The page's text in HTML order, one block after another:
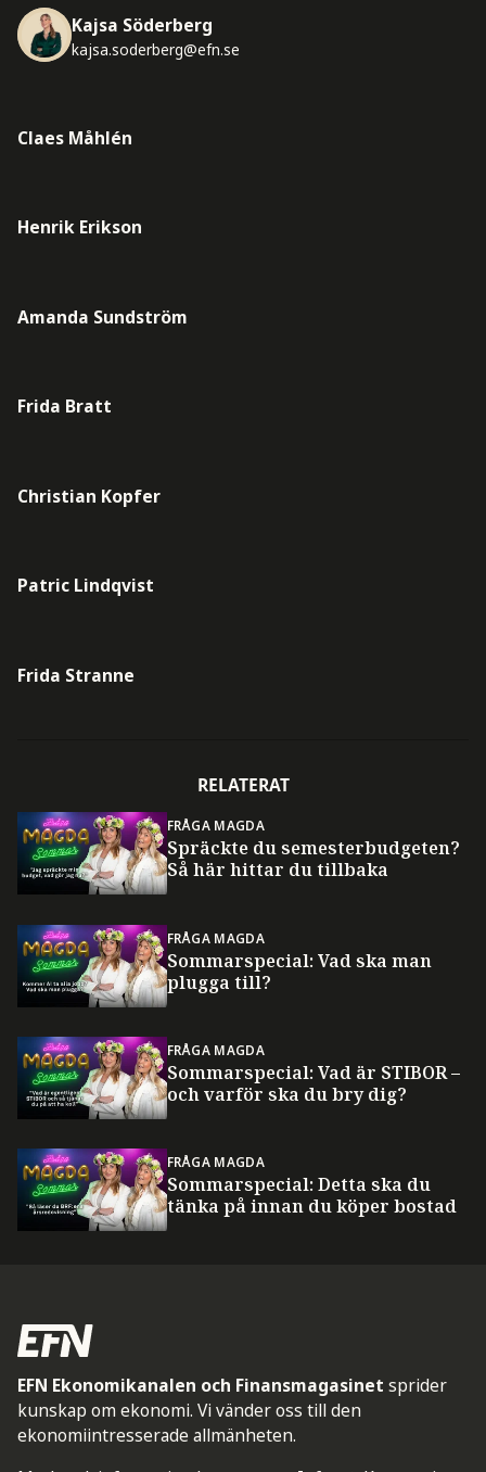
Kajsa Söderberg
kajsa.soderberg@efn.se
Claes Måhlén
Henrik Erikson
Amanda Sundström
Frida Bratt
Christian Kopfer
Patric Lindqvist
Frida Stranne
RELATERAT
FRÅGA MAGDA
Spräckte du semesterbudgeten?
Så här hittar du tillbaka
FRÅGA MAGDA
Sommarspecial: Vad ska man
plugga till?
FRÅGA MAGDA
Sommarspecial: Vad är STIBOR –
och varför ska du bry dig?
FRÅGA MAGDA
Sommarspecial: Detta ska du
tänka på innan du köper bostad
EFN Ekonomikanalen och Finansmagasinet sprider
kunskap om ekonomi. Vi vänder oss till den
ekonomiintresserade allmänheten.